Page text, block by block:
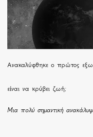
Ανακαλύφθηκε ο πρώτος
είναι να κρύβει ζωή;
Μια πολύ σημαντική